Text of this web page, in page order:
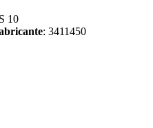
10
: 3411450